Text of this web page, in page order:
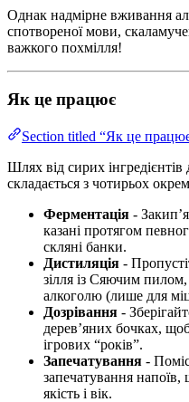
Однак надмірне вживання
спотвореної мови,
важкого похмілля!
Як це працює
Section titled “Як це
Шлях від сирих
складається з чотирьох
Ферментація -
казані протягом
скляні банки.
Дистиляція -
зілля із Сяючим
алкоголю (лише для
Дозрівання -
дерев’яних бочках,
ігрових “років”.
Запечатування -
запечатування напоїв,
якість і вік.